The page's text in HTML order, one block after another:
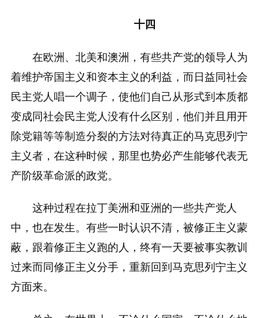
十四
在欧洲、北美和澳洲，有些共产党的领导人为
着维护帝国主义和资本主义的利益，而日益同社会
民主党人唱一个调子，使他们自己从形式到本质都
变成同社会民主党人没有什么区别，他们并且用开
除党籍等等制造分裂的方法对待真正的马克思列宁
主义者，在这种时候，那里也势必产生能够代表无
产阶级革命派的政党。
这种过程在拉丁美洲和亚洲的一些共产党人
中，也在发生。有些一时认识不清，被修正主义蒙
蔽，跟着修正主义跑的人，终有一天要被事实教训
过来而同修正主义分手，重新回到马克思列宁主义
方面来。